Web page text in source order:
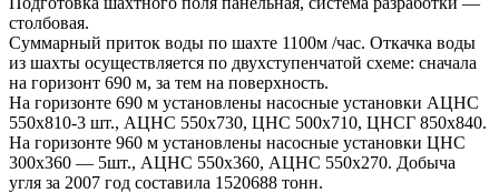
столбовая.
Суммарный приток воды по шахте 1100м /час. Откачка воды
из шахты осуществляется по двухступенчатой схеме: сначала
на горизонт 690 м, за тем на поверхность.
На горизонте 690 м установлены насосные установки АЦНС
550x810-3 шт., АЦНС 550x730, ЦНС 500x710, ЦНСГ 850x840.
На горизонте 960 м установлены насосные установки ЦНС
300x360 — 5шт., АЦНС 550x360, АЦНС 550x270. Добыча
угля за 2007 год составила 1520688 тонн.